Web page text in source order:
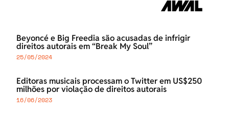
Beyoncé e Big Freedia são acusadas de infrigir
direitos autorais em “Break My Soul”
25/05/2024
Editoras musicais processam o Twitter em US$250
milhões por violação de direitos autorais
16/06/2023